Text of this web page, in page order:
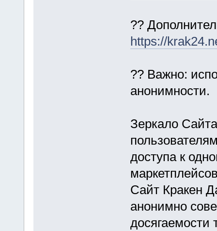
??
https://
?? Важно:
анонимности.
Зеркало
доступа к
Сайт Кракен
анонимно
досягаемости